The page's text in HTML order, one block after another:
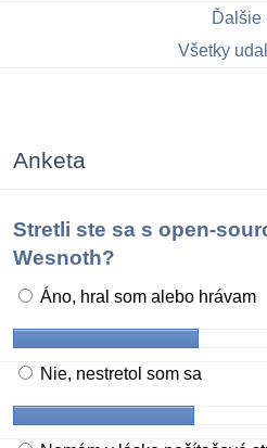
Ďalšie
Všetky
Anketa
Stretli ste sa s open-
Wesnoth?
Áno, hral som alebo hrávam
Nie, nestretol som sa